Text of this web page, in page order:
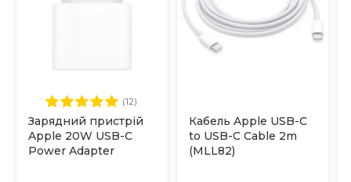
(12)
Зарядний пристрій
Apple 20W USB-C
Power Adapter
Кабель Apple USB-C
to USB-C Cable 2m
(MLL82)